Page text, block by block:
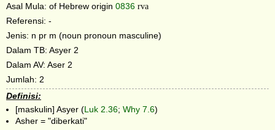
Asal Mula: of Hebrew origin 0836 rva
Referensi: -
Jenis: n pr m (noun pronoun masculine)
Dalam TB: Asyer 2
Dalam AV: Aser 2
Jumlah: 2
Definisi:
[maskulin] Asyer (Luk 2.36; Why 7.6)
Asher = "diberkati"